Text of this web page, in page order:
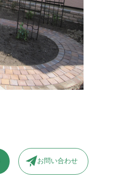
お問い合わせ